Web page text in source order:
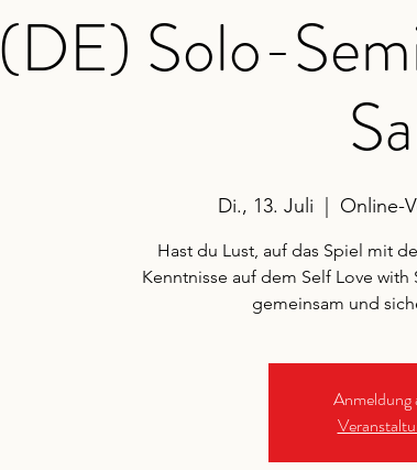
(DE) Solo-
Di., 13. Juli Online-
Hast du Lust, auf das Spiel mit
Kenntnisse auf dem Self Love
gemeinsam und
Anmeldung